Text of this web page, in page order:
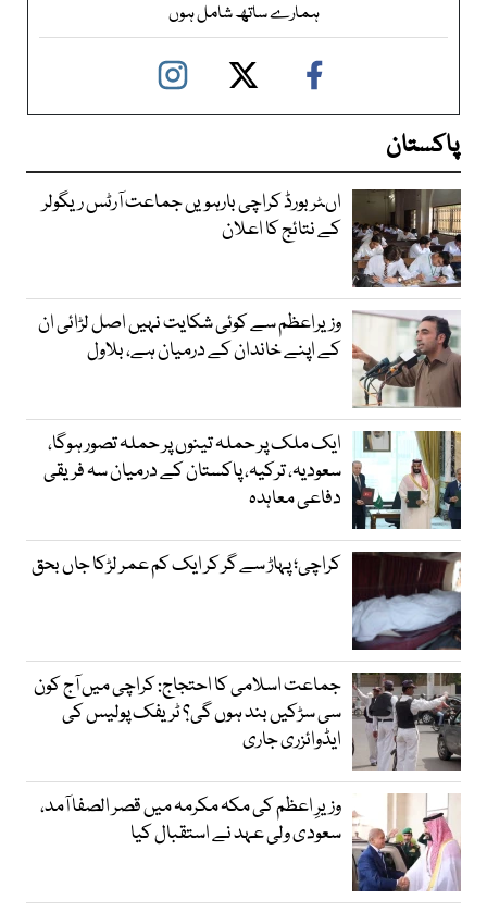
ہمارے ساتھ شامل ہوں
پاکستان
اںٹر بورڈ کراچی بارہویں جماعت آرٹس ریگولر
کے نتائج کا اعلان
وزیراعظم سے کوئی شکایت نہیں اصل لڑائی ان
کے اپنے خاندان کے درمیان ہے، بلاول
ایک ملک پر حملہ تینوں پر حملہ تصور ہوگا،
سعودیہ، ترکیہ، پاکستان کے درمیان سہ فریقی
دفاعی معاہدہ
کراچی؛ پہاڑ سے گر کر ایک کم عمر لڑکا جاں بحق
جماعت اسلامی کا احتجاج: کراچی میں آج کون
سی سڑکیں بند ہوں گی؟ ٹریفک پولیس کی
ایڈوائزری جاری
وزیرِ اعظم کی مکہ مکرمہ میں قصر الصفا آمد،
سعودی ولی عہد نے استقبال کیا